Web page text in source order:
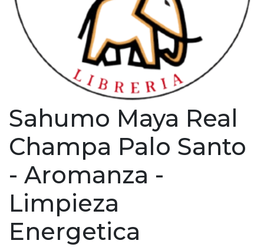
Sahumo Maya Real
Champa Palo Santo
- Aromanza -
Limpieza
Energetica